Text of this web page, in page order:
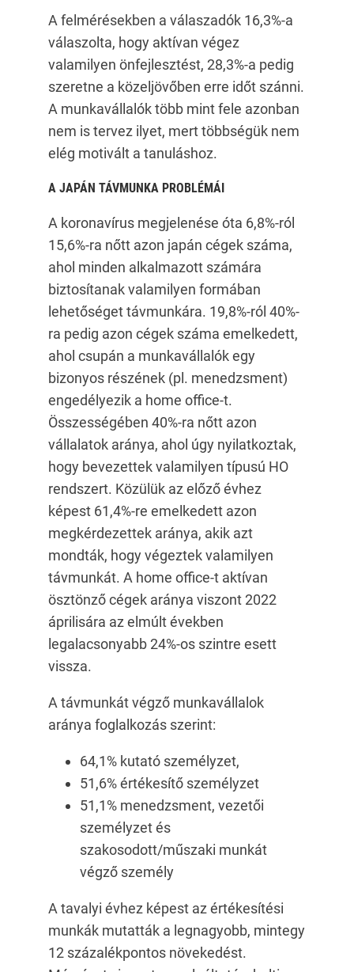
A felmérésekben a válaszadók 16,3%-a
válaszolta, hogy aktívan végez
valamilyen önfejlesztést, 28,3%-a pedig
szeretne a közeljövőben erre időt szánni.
A munkavállalók több mint fele azonban
nem is tervez ilyet, mert többségük nem
elég motivált a tanuláshoz.
A JAPÁN TÁVMUNKA PROBLÉMÁI
A koronavírus megjelenése óta 6,8%-ról
15,6%-ra nőtt azon japán cégek száma,
ahol minden alkalmazott számára
biztosítanak valamilyen formában
lehetőséget távmunkára. 19,8%-ról 40%-
ra pedig azon cégek száma emelkedett,
ahol csupán a munkavállalók egy
bizonyos részének (pl. menedzsment)
engedélyezik a home office-t.
Összességében 40%-ra nőtt azon
vállalatok aránya, ahol úgy nyilatkoztak,
hogy bevezettek valamilyen típusú HO
rendszert. Közülük az előző évhez
képest 61,4%-re emelkedett azon
megkérdezettek aránya, akik azt
mondták, hogy végeztek valamilyen
távmunkát. A home office-t aktívan
ösztönző cégek aránya viszont 2022
áprilisára az elmúlt években
legalacsonyabb 24%-os szintre esett
vissza.
A távmunkát végző munkavállalok
aránya foglalkozás szerint:
64,1% kutató személyzet,
51,6% értékesítő személyzet
51,1% menedzsment, vezetői
személyzet és
szakosodott/műszaki munkát
végző személy
A tavalyi évhez képest az értékesítési
munkák mutatták a legnagyobb, mintegy
12 százalékpontos növekedést.